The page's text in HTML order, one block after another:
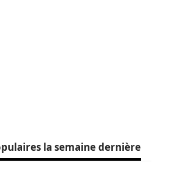
la semaine dernière